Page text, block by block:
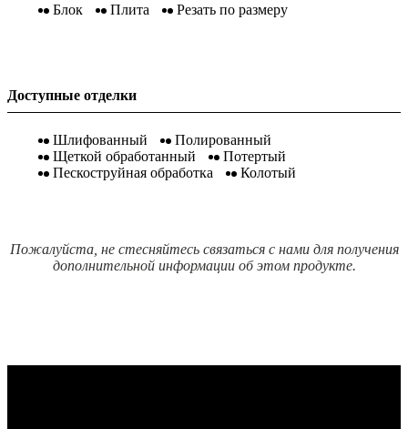
Блок Плита Резать по размеру
Доступные отделки
Шлифованный
Полированный
Щеткой обработанный
Потертый
Пескоструйная обработка
Колотый
Пожалуйста, не стесняйтесь связаться с нами для получения
дополнительной информации об этом продукте.